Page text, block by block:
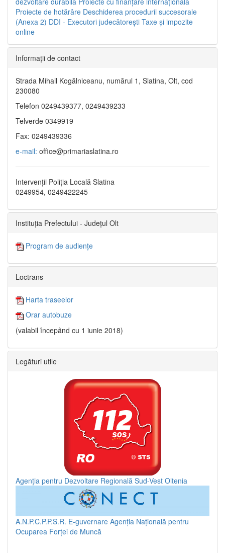
Proiecte de hotărâre Deschiderea procedurii succesorale
(Anexa 2) DDI - Executori judecătorești Taxe şi impozite
online
Informaţii de contact
Strada Mihail Kogălniceanu, numărul 1, Slatina, Olt, cod
230080
Telefon 0249439377, 0249439233
Telverde 0349919
Fax: 0249439336
e-mail: office@primariaslatina.ro
Intervenții Poliția Locală Slatina
0249954, 0249422245
Instituția Prefectului - Județul Olt
Program de audiențe
Loctrans
Harta traseelor
Orar autobuze
(valabil începând cu 1 iunie 2018)
Legături utile
Agenția pentru Dezvoltare Regională Sud-Vest Oltenia
A.N.P.C.P.P.S.R. E-guvernare Agenția Națională pentru
Ocuparea Forței de Muncă